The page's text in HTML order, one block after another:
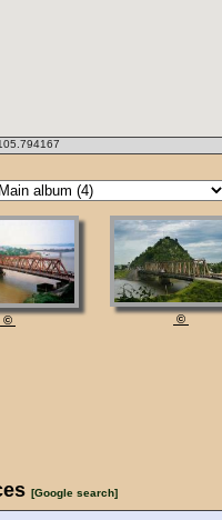
©
©
[Google search]